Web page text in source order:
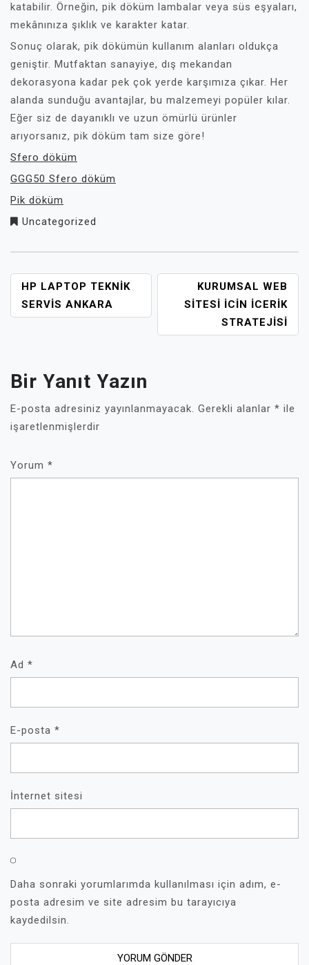
katabilir. Örneğin, pik döküm lambalar veya süs eşyaları,
mekânınıza şıklık ve karakter katar.
Sonuç olarak, pik dökümün kullanım alanları oldukça
geniştir. Mutfaktan sanayiye, dış mekandan
dekorasyona kadar pek çok yerde karşımıza çıkar. Her
alanda sunduğu avantajlar, bu malzemeyi popüler kılar.
Eğer siz de dayanıklı ve uzun ömürlü ürünler
arıyorsanız, pik döküm tam size göre!
Sfero döküm
GGG50 Sfero döküm
Pik döküm
Uncategorized
YAZI
GEZINMESI
HP LAPTOP TEKNIK
SERVIS ANKARA
KURUMSAL WEB
SITESI İCIN İCERIK
STRATEJISI
Bir Yanıt Yazın
E-posta adresiniz yayınlanmayacak. Gerekli alanlar * ile
işaretlenmişlerdir
Yorum *
Ad *
E-posta *
İnternet sitesi
Daha sonraki yorumlarımda kullanılması için adım, e-
posta adresim ve site adresim bu tarayıcıya
kaydedilsin.